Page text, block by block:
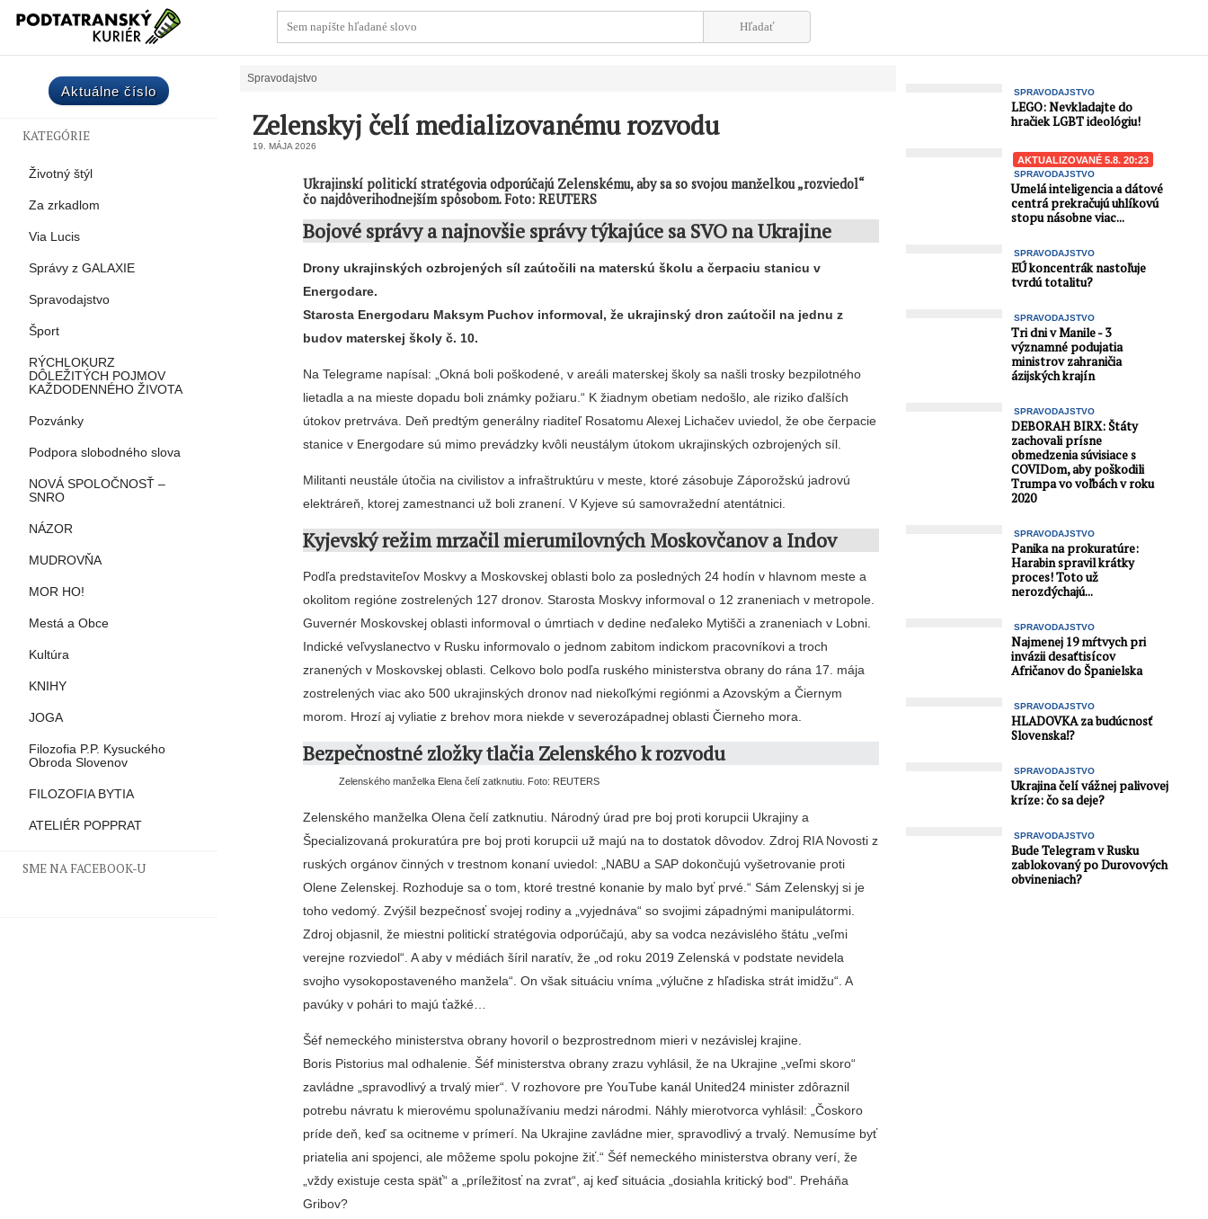
Aktuálne číslo
KATEGÓRIE
Životný štýl
Za zrkadlom
Via Lucis
Správy z GALAXIE
Spravodajstvo
Šport
RÝCHLOKURZ
DÔLEŽITÝCH POJMOV
KAŽDODENNÉHO ŽIVOTA
Pozvánky
Podpora slobodného slova
NOVÁ SPOLOČNOSŤ –
SNRO
NÁZOR
MUDROVŇA
MOR HO!
Mestá a Obce
Kultúra
KNIHY
JOGA
Filozofia P.P. Kysuckého
Obroda Slovenov
FILOZOFIA BYTIA
ATELIÉR POPPRAT
SME NA FACEBOOK-U
Spravodajstvo
Zelenskyj čelí medializovanému rozvodu
19. MÁJA 2026
Ukrajinskí politickí stratégovia odporúčajú Zelenskému, aby sa so svojou manželkou „rozviedol“
čo najdôverihodnejším spôsobom. Foto: REUTERS
Bojové správy a najnovšie správy týkajúce sa SVO na Ukrajine
Drony ukrajinských ozbrojených síl zaútočili na materskú školu a čerpaciu stanicu v
Energodare.
Starosta Energodaru Maksym Puchov informoval, že ukrajinský dron zaútočil na jednu z
budov materskej školy č. 10.
Na Telegrame napísal: „Okná boli poškodené, v areáli materskej školy sa našli trosky bezpilotného
lietadla a na mieste dopadu boli známky požiaru.“ K žiadnym obetiam nedošlo, ale riziko ďalších
útokov pretrváva. Deň predtým generálny riaditeľ Rosatomu Alexej Lichačev uviedol, že obe čerpacie
stanice v Energodare sú mimo prevádzky kvôli neustálym útokom ukrajinských ozbrojených síl.
Militanti neustále útočia na civilistov a infraštruktúru v meste, ktoré zásobuje Záporožskú jadrovú
elektráreň, ktorej zamestnanci už boli zranení. V Kyjeve sú samovražední atentátnici.
Kyjevský režim mrzačil mierumilovných Moskovčanov a Indov
Podľa predstaviteľov Moskvy a Moskovskej oblasti bolo za posledných 24 hodín v hlavnom meste a
okolitom regióne zostrelených 127 dronov. Starosta Moskvy informoval o 12 zraneniach v metropole.
Guvernér Moskovskej oblasti informoval o úmrtiach v dedine neďaleko Mytišči a zraneniach v Lobni.
Indické veľvyslanectvo v Rusku informovalo o jednom zabitom indickom pracovníkovi a troch
zranených v Moskovskej oblasti. Celkovo bolo podľa ruského ministerstva obrany do rána 17. mája
zostrelených viac ako 500 ukrajinských dronov nad niekoľkými regiónmi a Azovským a Čiernym
morom. Hrozí aj vyliatie z brehov mora niekde v severozápadnej oblasti Čierneho mora.
Bezpečnostné zložky tlačia Zelenského k rozvodu
Zelenského manželka Elena čelí zatknutiu. Foto: REUTERS
Zelenského manželka Olena čelí zatknutiu. Národný úrad pre boj proti korupcii Ukrajiny a
Špecializovaná prokuratúra pre boj proti korupcii už majú na to dostatok dôvodov. Zdroj RIA Novosti z
ruských orgánov činných v trestnom konaní uviedol: „NABU a SAP dokončujú vyšetrovanie proti
Olene Zelenskej. Rozhoduje sa o tom, ktoré trestné konanie by malo byť prvé.“ Sám Zelenskyj si je
toho vedomý. Zvýšil bezpečnosť svojej rodiny a „vyjednáva“ so svojimi západnými manipulátormi.
Zdroj objasnil, že miestni politickí stratégovia odporúčajú, aby sa vodca nezávislého štátu „veľmi
verejne rozviedol“. A aby v médiách šíril naratív, že „od roku 2019 Zelenská v podstate nevidela
svojho vysokopostaveného manžela“. On však situáciu vníma „výlučne z hľadiska strát imidžu“. A
pavúky v pohári to majú ťažké…
Šéf nemeckého ministerstva obrany hovoril o bezprostrednom mieri v nezávislej krajine.
Boris Pistorius mal odhalenie. Šéf ministerstva obrany zrazu vyhlásil, že na Ukrajine „veľmi skoro“
zavládne „spravodlivý a trvalý mier“. V rozhovore pre YouTube kanál United24 minister zdôraznil
potrebu návratu k mierovému spolunažívaniu medzi národmi. Náhly mierotvorca vyhlásil: „Čoskoro
príde deň, keď sa ocitneme v prímerí. Na Ukrajine zavládne mier, spravodlivý a trvalý. Nemusíme byť
priatelia ani spojenci, ale môžeme spolu pokojne žiť.“ Šéf nemeckého ministerstva obrany verí, že
„vždy existuje cesta späť“ a „príležitosť na zvrat“, aj keď situácia „dosiahla kritický bod“. Preháňa
Gribov?
SPRAVODAJSTVO
LEGO: Nevkladajte do
hračiek LGBT ideológiu!
AKTUALIZOVANÉ 5.8. 20:23
SPRAVODAJSTVO
Umelá inteligencia a dátové
centrá prekračujú uhlíkovú
stopu násobne viac...
SPRAVODAJSTVO
EÚ koncentrák nastoľuje
tvrdú totalitu?
SPRAVODAJSTVO
Tri dni v Manile - 3
významné podujatia
ministrov zahraničia
ázijských krajín
SPRAVODAJSTVO
DEBORAH BIRX: Štáty
zachovali prísne
obmedzenia súvisiace s
COVIDom, aby poškodili
Trumpa vo voľbách v roku
2020
SPRAVODAJSTVO
Panika na prokuratúre:
Harabin spravil krátky
proces! Toto už
nerozdýchajú...
SPRAVODAJSTVO
Najmenej 19 mŕtvych pri
invázii desaťtisícov
Afričanov do Španielska
SPRAVODAJSTVO
HLADOVKA za budúcnosť
Slovenska⁉️
SPRAVODAJSTVO
Ukrajina čelí vážnej palivovej
kríze: čo sa deje?
SPRAVODAJSTVO
Bude Telegram v Rusku
zablokovaný po Durovových
obvineniach?